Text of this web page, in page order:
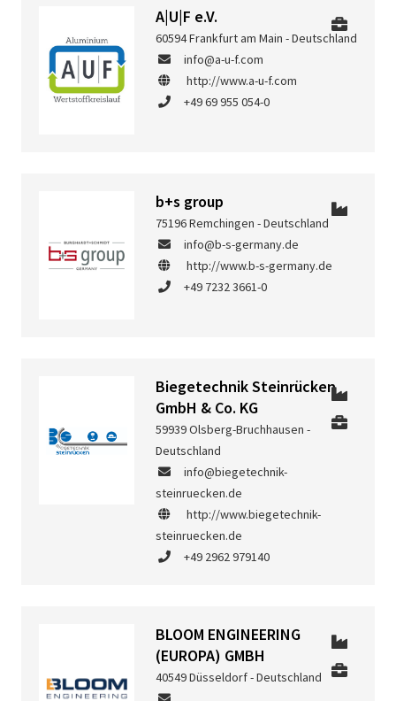
A|U|F e.V.
60594 Frankfurt am Main - Deutschland
info@a-u-f.com
http://www.a-u-f.com
+49 69 955 054-0
b+s group
75196 Remchingen - Deutschland
info@b-s-germany.de
http://www.b-s-germany.de
+49 7232 3661-0
Biegetechnik Steinrücken
GmbH & Co. KG
59939 Olsberg-Bruchhausen -
Deutschland
info@biegetechnik-
steinruecken.de
http://www.biegetechnik-
steinruecken.de
+49 2962 979140
BLOOM ENGINEERING
(EUROPA) GMBH
40549 Düsseldorf - Deutschland